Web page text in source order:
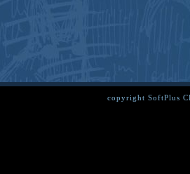
copyright SoftPlus